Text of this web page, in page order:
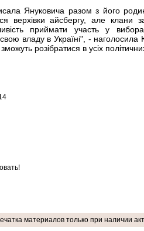
Януковича разом з його
верхівки айсбергу, але клани
приймати участь у
владу в Україні", -
розібратися в усіх
материалов только при наличии